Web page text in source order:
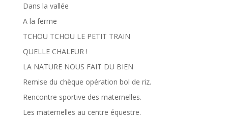
Dans la vallée
A la ferme
TCHOU TCHOU LE PETIT TRAIN
QUELLE CHALEUR !
LA NATURE NOUS FAIT DU BIEN
Remise du chèque opération bol de riz.
Rencontre sportive des maternelles.
Les maternelles au centre équestre.